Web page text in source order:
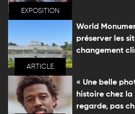
EXPOSITION
ARTICLE
World
préserver les
changement
« Une belle
histoire chez
regarde, pas